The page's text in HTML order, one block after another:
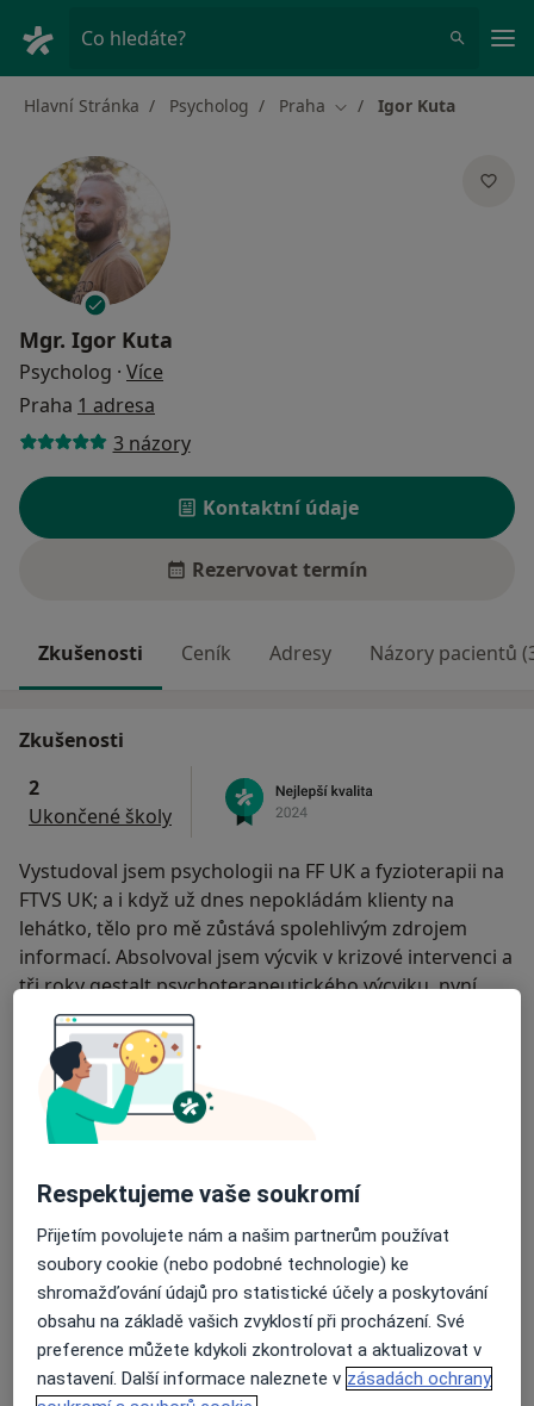
Co hledáte?
Hlavní Stránka Psycholog Praha Změna města
Igor Kuta
Mgr. Igor Kuta
Psycholog · Více
Praha 1 adresa
3 názory
Kontaktní údaje
Rezervovat termín
Zkušenosti Ceník Adresy Názory pacientů
Zkušenosti
2
Ukončené školy
Vystudoval jsem psychologii na FF UK a fyzioterapii na
FTVS UK; a i když už dnes nepokládám klienty na
lehátko, tělo pro mě zůstává spolehlivým zdrojem
informací. Absolvoval jsem výcvik v krizové intervenci a
tři roky gestalt psychoterapeutického výcviku, nyní
jsem ve výcviku strategické a systemické terapie.
Věřím, že se lidé cítí lépe, když se namísto
nekonečného analyzování zaměří na jednoduché
prožívání a na přítomnost. Když se kontrola a napětí
změní na uvolnění. Namísto „měl bych“ na „takový
nejpozději 24 hodin předem.
VíceO mně
Odborník na:
Hlavní léčená onemocnění
Sebevražedné myšlenky
Nízké sebevědomí
Emoční poruchy
Obavy Emocionální bolest +13
Dospělí
Respektujeme vaše soukromí
Přijetím povolujete nám a našim partnerům používat
soubory cookie (nebo podobné technologie) ke
shromažďování údajů pro statistické účely a poskytování
obsahu na základě vašich zvyklostí při procházení. Své
preference můžete kdykoli zkontrolovat a aktualizovat v
nastavení. Další informace naleznete v zásadách ochrany